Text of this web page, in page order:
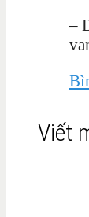
–
Viết